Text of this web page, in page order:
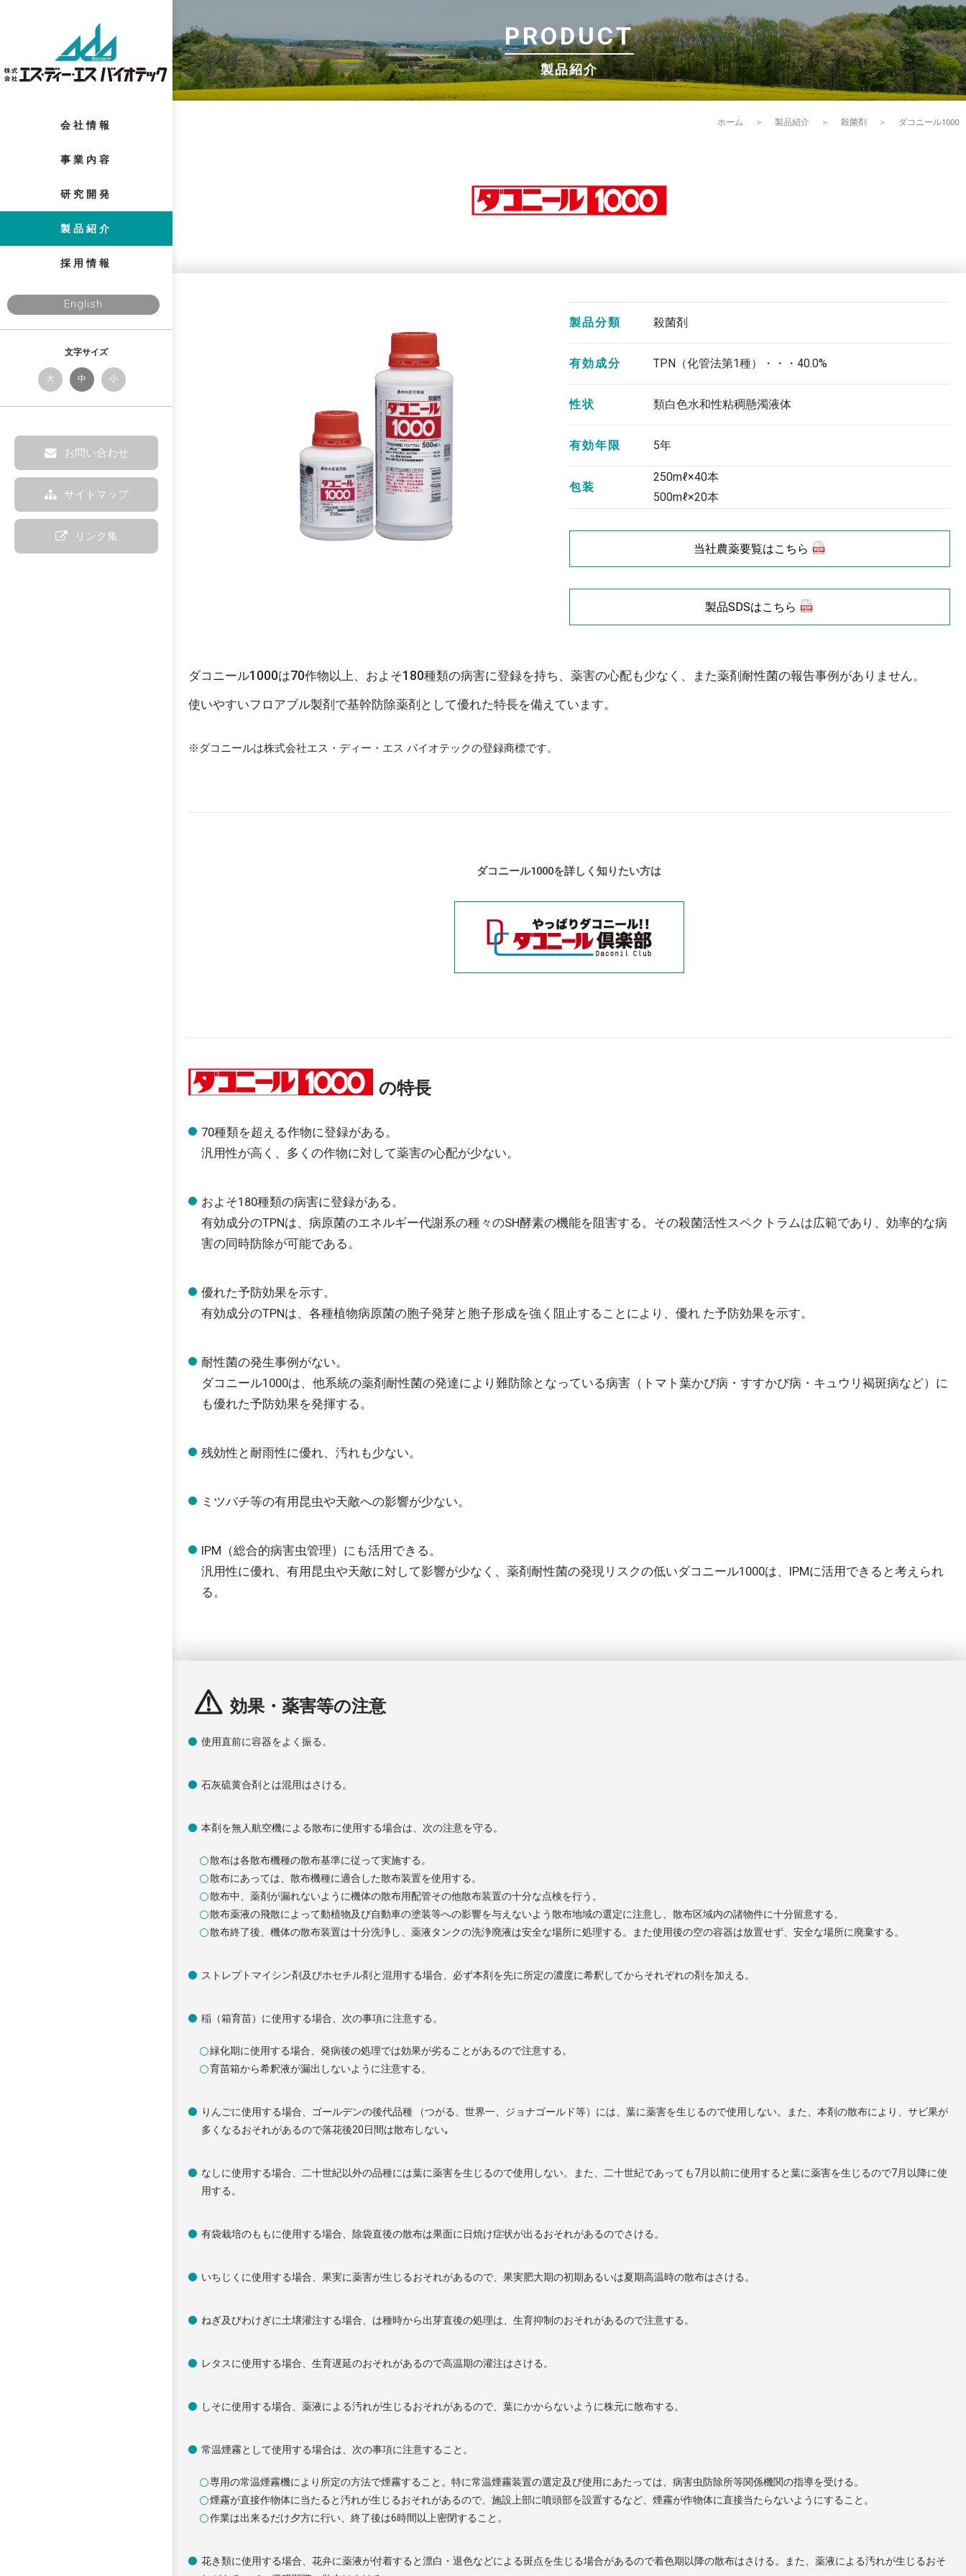
会社情報
事業内容
研究開発
製品紹介
採用情報
English
文字サイズ
大 中 小
お問い合わせ
サイトマップ
リンク集
PRODUCT
製品紹介
ホーム ＞ 製品紹介 ＞ 殺菌剤 ＞ ダコニール1000
製品分類 殺菌剤
有効成分 TPN（化管法第1種）・・・40.0%
性状 類白色水和性粘稠懸濁液体
有効年限 5年
包装
250mℓ×40本
500mℓ×20本
当社農薬要覧はこちら
製品SDSはこちら
ダコニール1000は70作物以上、およそ180種類の病害に登録を持ち、薬害の心配も少なく、また薬剤耐性菌の報告事例がありません。
使いやすいフロアブル製剤で基幹防除薬剤として優れた特長を備えています。
※ダコニールは株式会社エス・ディー・エス バイオテックの登録商標です。
ダコニール1000を詳しく知りたい方は
の特長
70種類を超える作物に登録がある。
汎用性が高く、多くの作物に対して薬害の心配が少ない。
およそ180種類の病害に登録がある。
有効成分のTPNは、病原菌のエネルギー代謝系の種々のSH酵素の機能を阻害する。その殺菌活性スペクトラムは広範であり、効率的な病
害の同時防除が可能である。
優れた予防効果を示す。
有効成分のTPNは、各種植物病原菌の胞子発芽と胞子形成を強く阻止することにより、優れ た予防効果を示す。
耐性菌の発生事例がない。
ダコニール1000は、他系統の薬剤耐性菌の発達により難防除となっている病害（トマト葉かび病・すすかび病・キュウリ褐斑病など）に
も優れた予防効果を発揮する。
残効性と耐雨性に優れ、汚れも少ない。
ミツバチ等の有用昆虫や天敵への影響が少ない。
IPM（総合的病害虫管理）にも活用できる。
汎用性に優れ、有用昆虫や天敵に対して影響が少なく、薬剤耐性菌の発現リスクの低いダコニール1000は、IPMに活用できると考えられ
る。
効果・薬害等の注意
使用直前に容器をよく振る。
石灰硫黄合剤とは混用はさける。
本剤を無人航空機による散布に使用する場合は、次の注意を守る。
散布は各散布機種の散布基準に従って実施する。
散布にあっては、散布機種に適合した散布装置を使用する。
散布中、薬剤が漏れないように機体の散布用配管その他散布装置の十分な点検を行う。
散布薬液の飛散によって動植物及び自動車の塗装等への影響を与えないよう散布地域の選定に注意し、散布区域内の諸物件に十分留意する。
散布終了後、機体の散布装置は十分洗浄し、薬液タンクの洗浄廃液は安全な場所に処理する。また使用後の空の容器は放置せず、安全な場所に廃棄する。
ストレプトマイシン剤及びホセチル剤と混用する場合、必ず本剤を先に所定の濃度に希釈してからそれぞれの剤を加える。
稲（箱育苗）に使用する場合、次の事項に注意する。
緑化期に使用する場合、発病後の処理では効果が劣ることがあるので注意する。
育苗箱から希釈液が漏出しないように注意する。
りんごに使用する場合、ゴールデンの後代品種 （つがる、世界一、ジョナゴールド等）には、葉に薬害を生じるので使用しない。また、本剤の散布により、サビ果が
多くなるおそれがあるので落花後20日間は散布しない｡
なしに使用する場合、二十世紀以外の品種には葉に薬害を生じるので使用しない。また、二十世紀であっても7月以前に使用すると葉に薬害を生じるので7月以降に使
用する。
有袋栽培のももに使用する場合、除袋直後の散布は果面に日焼け症状が出るおそれがあるのでさける。
いちじくに使用する場合、果実に薬害が生じるおそれがあるので、果実肥大期の初期あるいは夏期高温時の散布はさける。
ねぎ及びわけぎに土壌灌注する場合、は種時から出芽直後の処理は、生育抑制のおそれがあるので注意する。
レタスに使用する場合、生育遅延のおそれがあるので高温期の灌注はさける。
しそに使用する場合、薬液による汚れが生じるおそれがあるので、葉にかからないように株元に散布する。
常温煙霧として使用する場合は、次の事項に注意すること。
専用の常温煙霧機により所定の方法で煙霧すること。特に常温煙霧装置の選定及び使用にあたっては、病害虫防除所等関係機関の指導を受ける。
煙霧が直接作物体に当たると汚れが生じるおそれがあるので、施設上部に噴頭部を設置するなど、煙霧が作物体に直接当たらないようにすること。
作業は出来るだけ夕方に行い、終了後は6時間以上密閉すること。
花き類に使用する場合、花弁に薬液が付着すると漂白・退色などによる斑点を生じる場合があるので着色期以降の散布はさける。また、薬液による汚れが生じるおそ